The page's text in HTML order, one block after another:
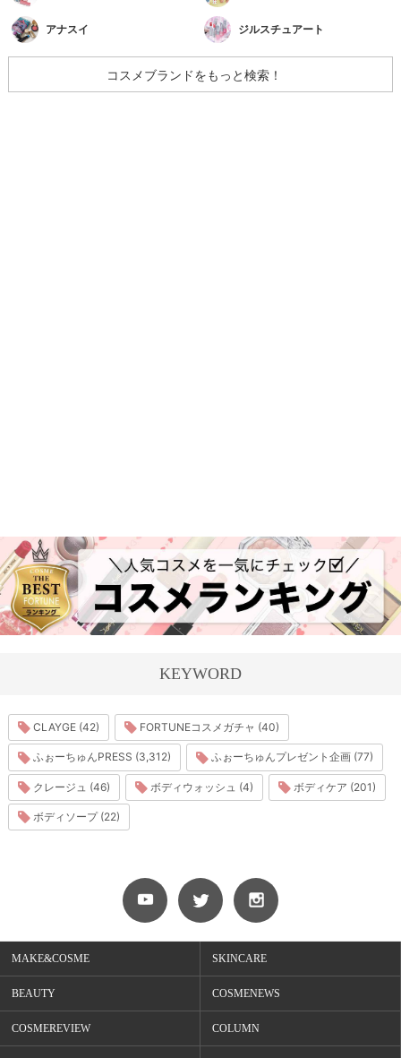
アナスイ ジルスチュアート
コスメブランドをもっと検索！
KEYWORD
CLAYGE (42) FORTUNEコスメガチャ (40)
ふぉーちゅんPRESS (3,312) ふぉーちゅんプレゼント企画 (77)
クレージュ (46) ボディウォッシュ (4) ボディケア (201)
ボディソープ (22)
MAKE&COSME SKINCARE
BEAUTY COSMENEWS
COSMEREVIEW COLUMN